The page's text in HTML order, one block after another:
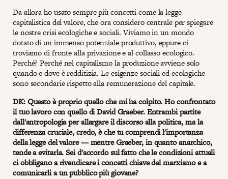
Da allora ho usato sempre più concetti come la legge
capitalistica del valore, che ora considero centrale per spiegare
le nostre crisi ecologiche e sociali. Viviamo in un mondo
dotato di un immenso potenziale produttivo, eppure ci
troviamo di fronte alla privazione e al collasso ecologico.
Perché? Perché nel capitalismo la produzione avviene solo
quando e dove è redditizia. Le esigenze sociali ed ecologiche
sono secondarie rispetto alla remunerazione del capitale.
DK: Questo è proprio quello che mi ha colpito. Ho confrontato
il tuo lavoro con quello di David Graeber. Entrambi partite
dall'antropologia per allargare il discorso alla politica, ma la
differenza cruciale, credo, è che tu comprendi l'importanza
della legge del valore — mentre Graeber, in quanto anarchico,
tende a evitarla. Sei d'accordo sul fatto che le condizioni attuali
ci obbligano a rivendicare i concetti chiave del marxismo e a
comunicarli a un pubblico più giovane?